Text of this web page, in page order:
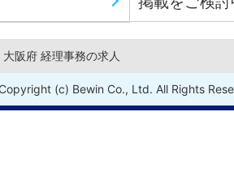
大阪府 経理事務の求人
Copyright (c) Bewin Co., Ltd. All Rights